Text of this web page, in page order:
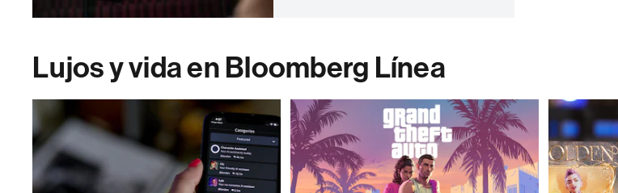
Lujos y vida en Bloomberg Línea